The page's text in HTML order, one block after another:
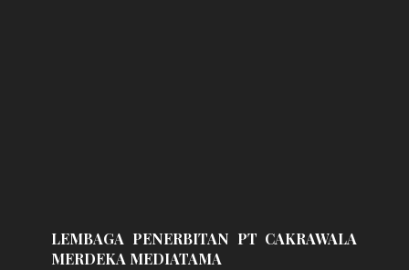
LEMBAGA PENERBITAN PT CAKRAWALA
MERDEKA MEDIATAMA